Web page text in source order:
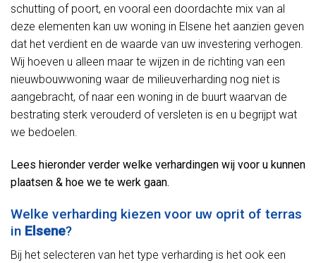
schutting of poort, en vooral een doordachte mix van al
deze elementen kan uw woning in Elsene het aanzien geven
dat het verdient en de waarde van uw investering verhogen.
Wij hoeven u alleen maar te wijzen in de richting van een
nieuwbouwwoning waar de milieuverharding nog niet is
aangebracht, of naar een woning in de buurt waarvan de
bestrating sterk verouderd of versleten is en u begrijpt wat
we bedoelen.
Lees hieronder verder welke verhardingen wij voor u kunnen
plaatsen & hoe we te werk gaan.
Welke verharding kiezen voor uw oprit of terras
in Elsene?
Bij het selecteren van het type verharding is het ook een